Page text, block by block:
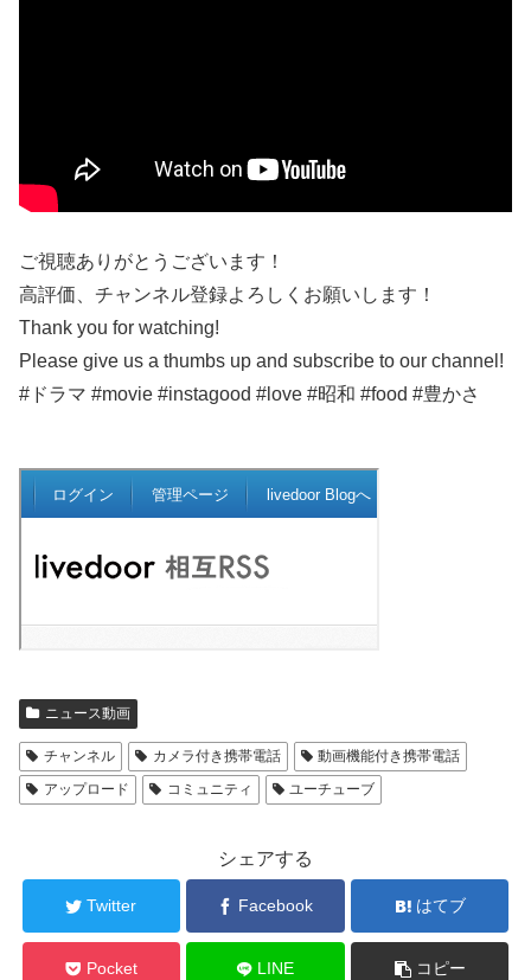
ご視聴ありがとうございます！
高評価、チャンネル登録よろしくお願いします！
Thank you for watching!
Please give us a thumbs up and subscribe to our channel!
#ドラマ #movie #instagood #love #昭和 #food #豊かさ
ニュース動画
チャンネル カメラ付き携帯電話
動画機能付き携帯電話
アップロード
コミュニティ ユーチューブ
シェアする
Twitter Facebook はてブ
Pocket LINE コピー